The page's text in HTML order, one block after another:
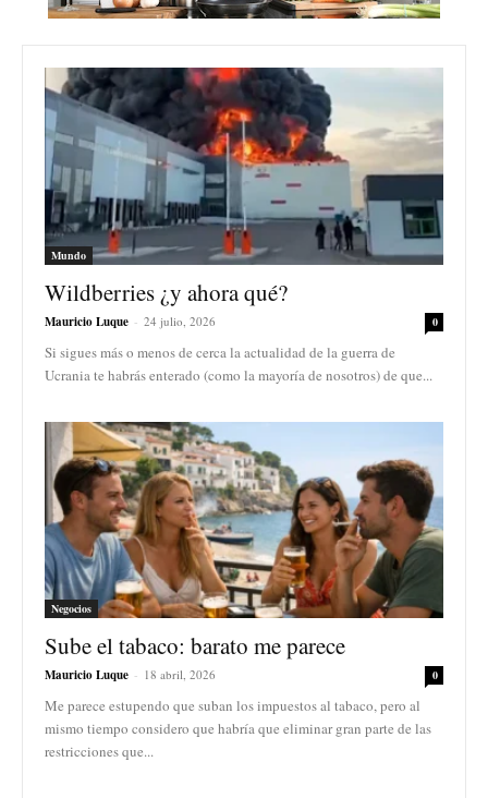
Mundo
Wildberries ¿y ahora qué?
Mauricio Luque - 24 julio, 2026 0
Si sigues más o menos de cerca la actualidad de la guerra de
Ucrania te habrás enterado (como la mayoría de nosotros) de que...
Negocios
Sube el tabaco: barato me parece
Mauricio Luque - 18 abril, 2026 0
Me parece estupendo que suban los impuestos al tabaco, pero al
mismo tiempo considero que habría que eliminar gran parte de las
restricciones que...